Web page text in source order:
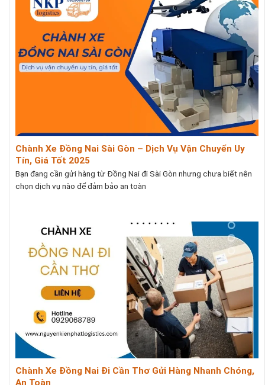
Chành Xe Đồng Nai Sài Gòn – Dịch Vụ Vận Chuyển Uy
Tín, Giá Tốt 2025
Bạn đang cần gửi hàng từ Đồng Nai đi Sài Gòn nhưng chưa biết nên
chọn dịch vụ nào để đảm bảo an toàn
Chành Xe Đồng Nai Đi Cần Thơ Gửi Hàng Nhanh Chóng,
An Toàn